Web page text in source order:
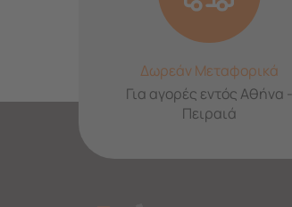
Δωρεάν Μεταφορικά
Για αγορές εντός Αθήνα -
Πειραιά